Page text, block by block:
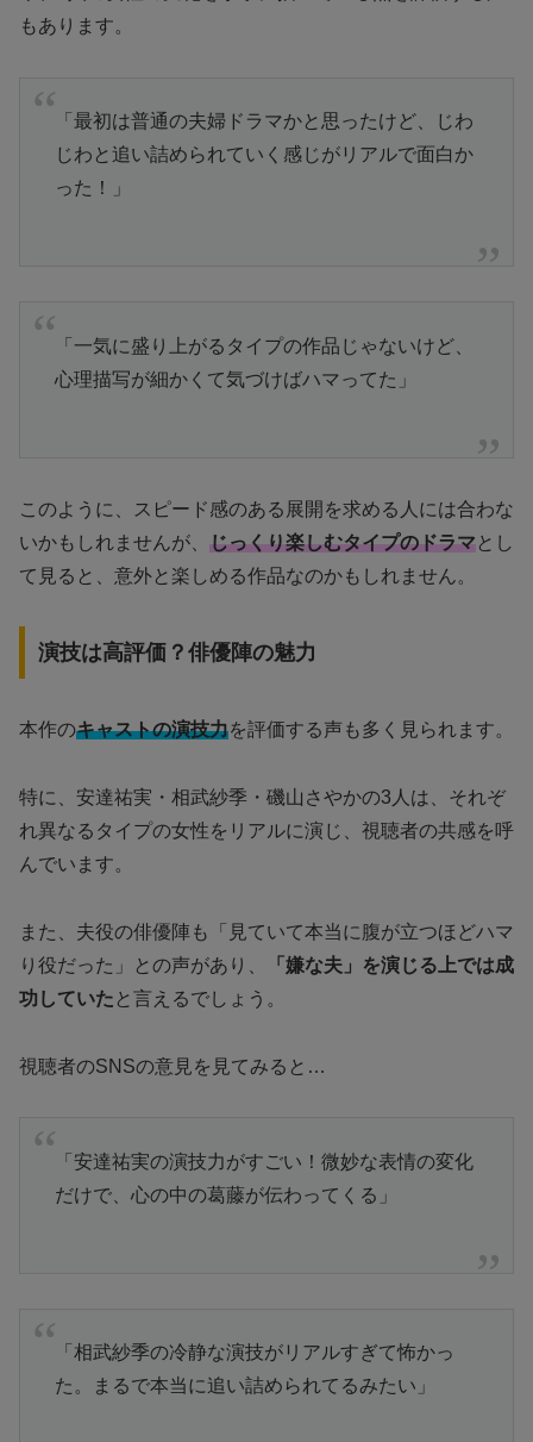
もあります。
「最初は普通の夫婦ドラマかと思ったけど、じわ
じわと追い詰められていく感じがリアルで面白か
った！」
「一気に盛り上がるタイプの作品じゃないけど、
心理描写が細かくて気づけばハマってた」
このように、スピード感のある展開を求める人には合わな
いかもしれませんが、 じっくり楽しむタイプのドラマとし
て見ると、意外と楽しめる作品なのかもしれません。
演技は高評価？俳優陣の魅力
本作のキャストの演技力を評価する声も多く見られます。
特に、安達祐実・相武紗季・磯山さやかの3人は、それぞ
れ異なるタイプの女性をリアルに演じ、視聴者の共感を呼
んでいます。
また、夫役の俳優陣も「見ていて本当に腹が立つほどハマ
り役だった」との声があり、
「嫌な夫」を演じる上では成
功していた と言えるでしょう。
視聴者のSNSの意見を見てみると…
「安達祐実の演技力がすごい！微妙な表情の変化
だけで、心の中の葛藤が伝わってくる」
「相武紗季の冷静な演技がリアルすぎて怖かっ
た。まるで本当に追い詰められてるみたい」